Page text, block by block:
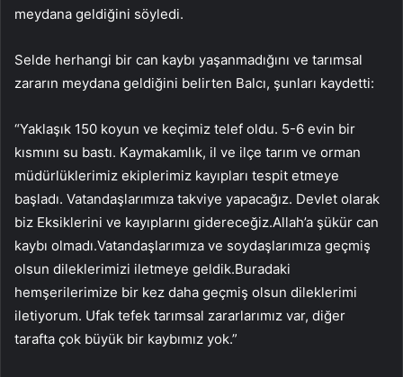
meydana geldiğini söyledi.
Selde herhangi bir can kaybı yaşanmadığını ve tarımsal
zararın meydana geldiğini belirten Balcı, şunları kaydetti:
“Yaklaşık 150 koyun ve keçimiz telef oldu. 5-6 evin bir
kısmını su bastı. Kaymakamlık, il ve ilçe tarım ve orman
müdürlüklerimiz ekiplerimiz kayıpları tespit etmeye
başladı. Vatandaşlarımıza takviye yapacağız. Devlet olarak
biz Eksiklerini ve kayıplarını gidereceğiz.Allah’a şükür can
kaybı olmadı.Vatandaşlarımıza ve soydaşlarımıza geçmiş
olsun dileklerimizi iletmeye geldik.Buradaki
hemşerilerimize bir kez daha geçmiş olsun dileklerimi
iletiyorum. Ufak tefek tarımsal zararlarımız var, diğer
tarafta çok büyük bir kaybımız yok.”